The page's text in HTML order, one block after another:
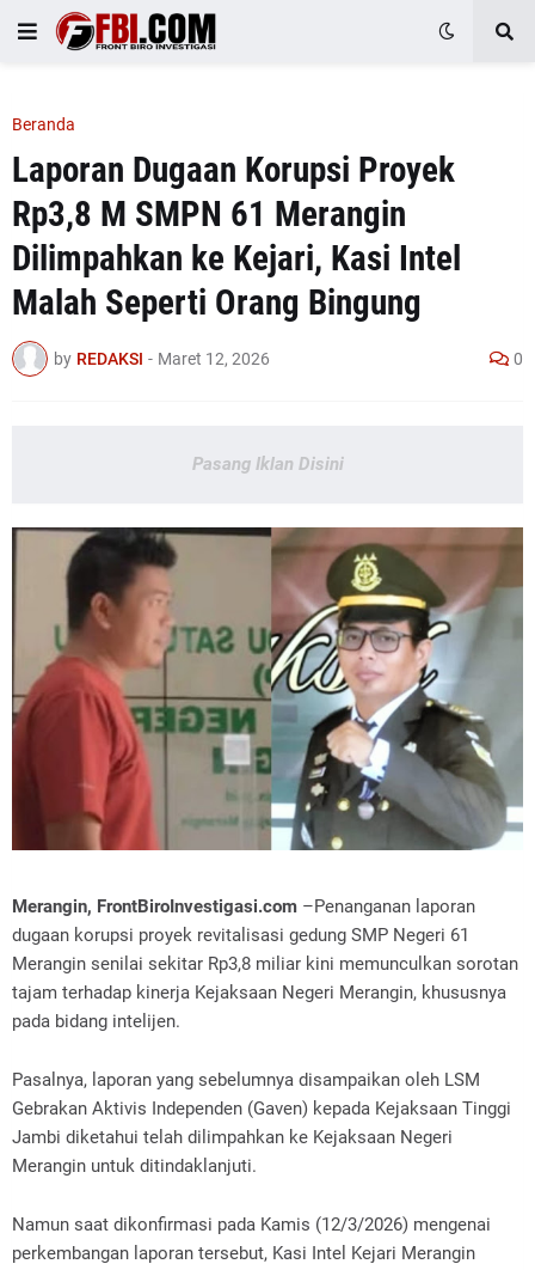
Beranda
‎Laporan Dugaan Korupsi Proyek
Rp3,8 M SMPN 61 Merangin
Dilimpahkan ke Kejari, Kasi Intel
Malah Seperti Orang Bingung
by REDAKSI - Maret 12, 2026 0
Pasang Iklan Disini
Merangin, FrontBiroInvestigasi.com –Penanganan laporan
dugaan korupsi proyek revitalisasi gedung SMP Negeri 61
Merangin senilai sekitar Rp3,8 miliar kini memunculkan sorotan
tajam terhadap kinerja Kejaksaan Negeri Merangin, khususnya
pada bidang intelijen.
‎Pasalnya, laporan yang sebelumnya disampaikan oleh LSM
Gebrakan Aktivis Independen (Gaven) kepada Kejaksaan Tinggi
Jambi diketahui telah dilimpahkan ke Kejaksaan Negeri
Merangin untuk ditindaklanjuti.
‎Namun saat dikonfirmasi pada Kamis (12/3/2026) mengenai
perkembangan laporan tersebut, Kasi Intel Kejari Merangin